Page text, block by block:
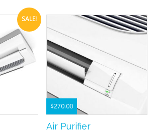
SALE!
$270.00
Air Purifier